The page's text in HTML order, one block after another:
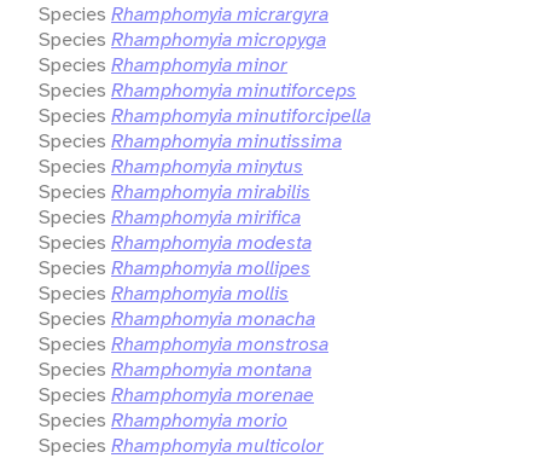
Species Rhamphomyia micrargyra
Species Rhamphomyia micropyga
Species Rhamphomyia minor
Species Rhamphomyia minutiforceps
Species Rhamphomyia minutiforcipella
Species Rhamphomyia minutissima
Species Rhamphomyia minytus
Species Rhamphomyia mirabilis
Species Rhamphomyia mirifica
Species Rhamphomyia modesta
Species Rhamphomyia mollipes
Species Rhamphomyia mollis
Species Rhamphomyia monacha
Species Rhamphomyia monstrosa
Species Rhamphomyia montana
Species Rhamphomyia morenae
Species Rhamphomyia morio
Species Rhamphomyia multicolor